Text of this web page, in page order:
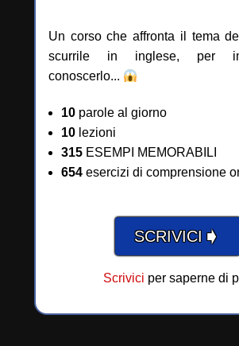
Un corso che affronta il tema
scurrile in inglese, per
conoscerlo...
10 parole al giorno
10 lezioni
315 ESEMPI MEMORABILI
654 esercizi di comprensione
SCRIVICI ➧
Scrivici per saperne di